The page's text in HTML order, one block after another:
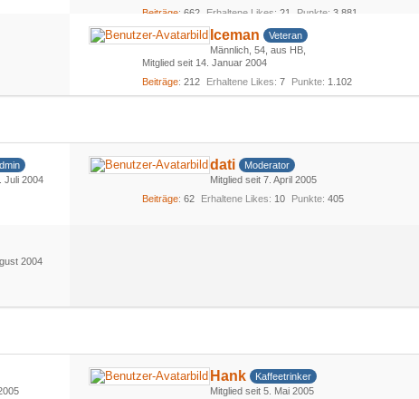
Beiträge 662 Erhaltene Likes 21 Punkte 3.881
Iceman
Veteran
Männlich 54 aus HB
Mitglied seit 14. Januar 2004
Beiträge 212 Erhaltene Likes 7 Punkte 1.102
Juli 2004
dati
Moderator
Mitglied seit 7. April 2005
Beiträge 62 Erhaltene Likes 10 Punkte 405
2004
Hank
Kaffeetrinker
Mitglied seit 5. Mai 2005